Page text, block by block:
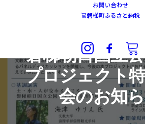
お問い合わせ
磐梯町ふるさと納税
磐梯朝日国立
プロジェクト
会のお知